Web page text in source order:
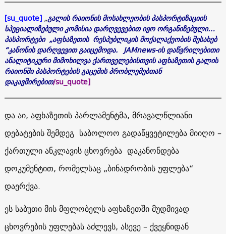
[su_quote]„გალის რაიონის მოსახლეობის პასპორტიზაციის
სპეციალიზებული კომისია დარღვევებით იყო ორგანიზებული…
პასპორტები „აფხაზეთის რესპუბლიკის მოქალაქეობის შესახებ
“კანონის დარღვევით გაიცემოდა. JAMnews-ის დაწვრილებითი
ანალიტიკური მიმოხილვა ქართველებისთვის აფხაზეთის გალის
რაიონში პასპორტების გაცემის პრობლემებთან
დაკავშირებით/su_quote]
და აი, აფხაზეთის პარლამენტმა, მრავალწლიანი
დებატების შემდეგ საბოლოო გადაწყვეტილება მიიღო –
ქართული ანკლავის ცხოვრება დაკანონდება
დოკუმენტით, რომელსაც „ბინადრობის უფლება“
დაერქვა.
ეს საბუთი მის მფლობელს აფხაზეთში მუდმივად
ცხოვრების უფლებას აძლევს, ასევე – ქვეყნიდან